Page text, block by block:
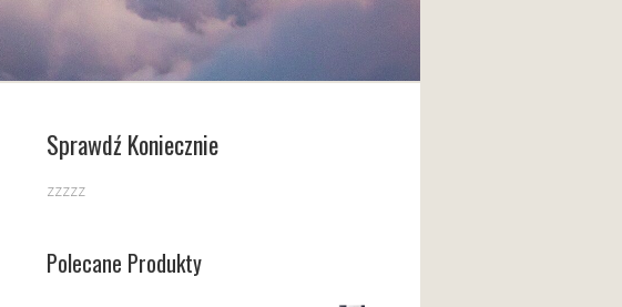
Sprawdź Koniecznie
zzzzz
Polecane Produkty